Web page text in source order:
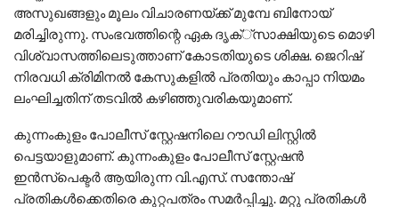
അസുഖങ്ങളും മൂലം വിചാരണയ്ക്ക് മുമ്പേ ബിനോയ്
മരിച്ചിരുന്നു. സംഭവത്തിന്റെ ഏക ദൃക്്‌സാക്ഷിയുടെ മൊഴി
വിശ്വാസത്തിലെടുത്താണ് കോടതിയുടെ ശിക്ഷ. ജെറിഷ്
നിരവധി ക്രിമിനല്‍ കേസുകളില്‍ പ്രതിയും കാപ്പാ നിയമം
ലംഘിച്ചതിന് തടവില്‍ കഴിഞ്ഞുവരികയുമാണ്.
കുന്നംകുളം പോലീസ് സ്റ്റേഷനിലെ റൗഡി ലിസ്റ്റില്‍
പെട്ടയാളുമാണ്. കുന്നംകുളം പോലീസ് സ്റ്റേഷന്‍
ഇന്‍സ്‌പെക്ടര്‍ ആയിരുന്ന വി.എസ്. സന്തോഷ്
പ്രതികള്‍ക്കെതിരെ കുറ്റപത്രം സമര്‍പ്പിച്ചു. മറ്റു പ്രതികള്‍